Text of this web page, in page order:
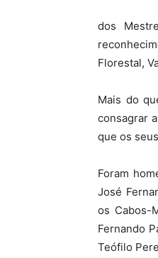
dos
Florestal,
Mais do
consagrar
que os
Foram
José
os Cabos-
Fernando
Teófilo